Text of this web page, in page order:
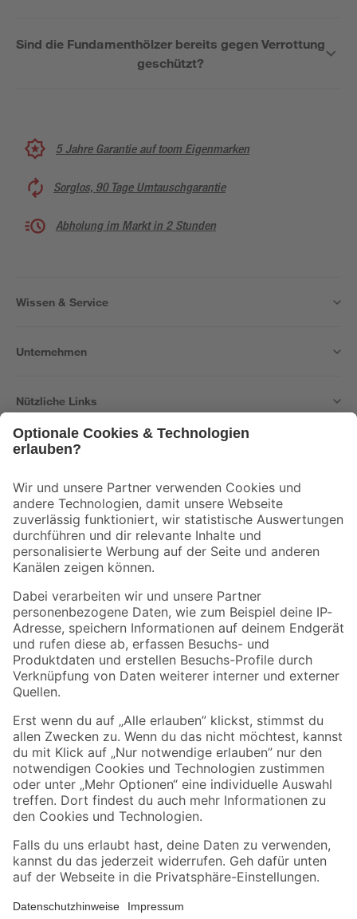
Sind die Fundamenthölzer bereits gegen Verrottung
geschützt?
5 Jahre Garantie auf toom Eigenmarken
Sorglos, 90 Tage Umtauschgarantie
Abholung im Markt in 2 Stunden
Wissen & Service
Unternehmen
Nützliche Links
Der toom Newsletter: Keine Angebote und Aktionen mehr verpassen!
Zur Newsletter Anmeldung
Folge uns
Zahlungsarten Versandarten
Sicher einkaufen
Jetzt die toom-App herunterladen
Alle Preisangaben in EUR inkl. gesetzl. MwSt.. Die dargestellten Angebote sind unter
Umständen nicht in allen Märkten verfügbar. Die angegebenen Verfügbarkeiten beziehen
Produkte nur solange der Vorrat reicht.
*Paketversand ab 59 € versandkostenfrei, gilt nicht für Artikel mit Speditionsversand, hier